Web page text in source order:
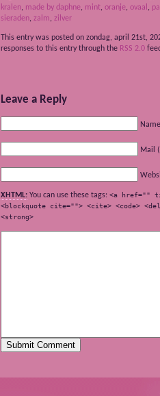
kralen, made by daphne, mint, oranje, ovaal ,
sieraden, zalm, zilver
This entry was posted on zondag, april 21st,
responses to this entry through the RSS 2.0
Leave a Reply
Mail
XHTML: You can use these tags: <a href=""
<blockquote cite=""> <cite> <code>
<strong>